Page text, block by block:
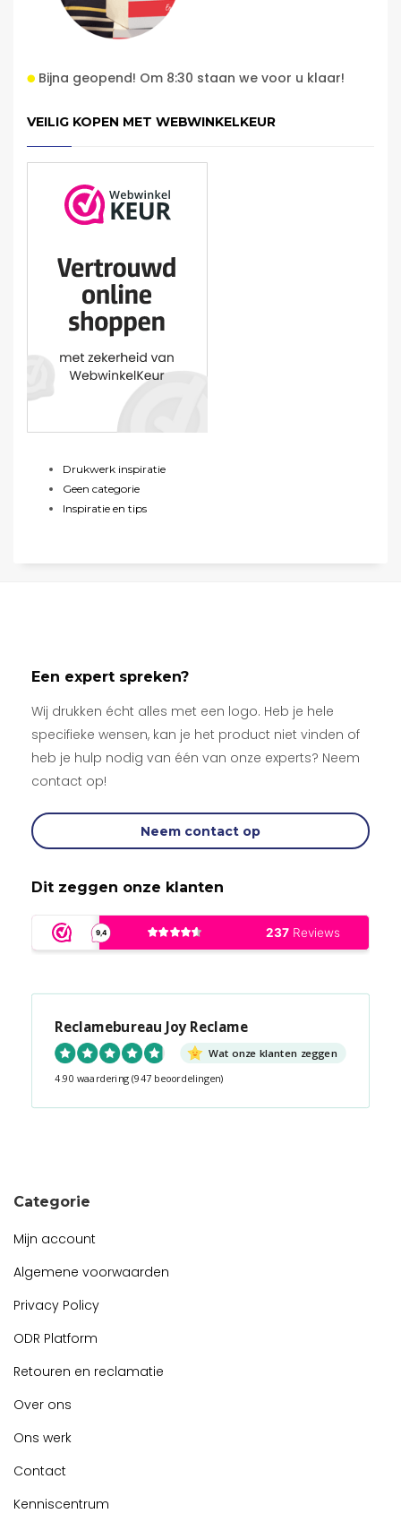
Bijna geopend! Om 8:30 staan we voor u klaar!
VEILIG KOPEN MET WEBWINKELKEUR
Drukwerk inspiratie
Geen categorie
Inspiratie en tips
Een expert spreken?
Wij drukken écht alles met een logo. Heb je hele
specifieke wensen, kan je het product niet vinden of
heb je hulp nodig van één van onze experts? Neem
contact op!
Neem contact op
Dit zeggen onze klanten
Reclamebureau Joy Reclame
Wat onze klanten zeggen
4.90 waardering (947 beoordelingen)
Categorie
Mijn account
Algemene voorwaarden
Privacy Policy
ODR Platform
Retouren en reclamatie
Over ons
Ons werk
Contact
Kenniscentrum